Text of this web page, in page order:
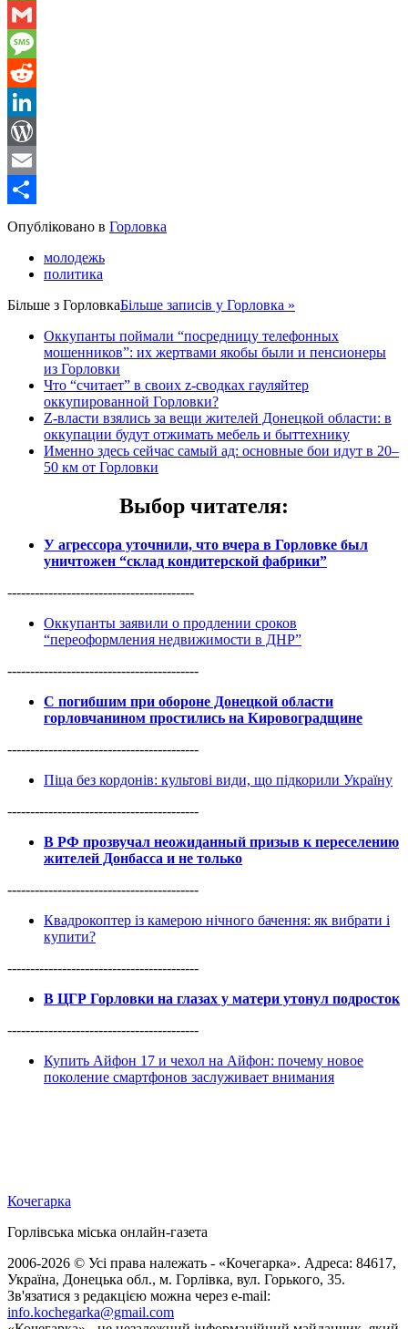
WhatsApp
Gmail
Message
Reddit
LinkedIn
WordPress
Email
Share
Опубліковано в Горловка
молодежь
политика
Більше з ГорловкаБільше записів у Горловка »
Оккупанты поймали “посредницу телефонных
мошенников”: их жертвами якобы были и пенсионеры
из Горловки
Что “считает” в своих z-сводках гауляйтер
оккупированной Горловки?
Z-власти взялись за вещи жителей Донецкой области: в
оккупации будут отжимать мебель и быттехнику
Именно здесь сейчас самый ад: основные бои идут в 20–
50 км от Горловки
Выбор читателя:
У агрессора уточнили, что вчера в Горловке был
уничтожен “склад кондитерской фабрики”
-----------------------------------------
Оккупанты заявили о продлении сроков
“переоформления недвижимости в ДНР”
------------------------------------------
С погибшим при обороне Донецкой области
горловчанином простились на Кировоградщине
------------------------------------------
Піца без кордонів: культові види, що підкорили Україну
------------------------------------------
В РФ прозвучал неожиданный призыв к переселению
жителей Донбасса и не только
------------------------------------------
Квадрокоптер із камерою нічного бачення: як вибрати і
купити?
------------------------------------------
В ЦГР Горловки на глазах у матери утонул подросток
------------------------------------------
Купить Айфон 17 и чехол на Айфон: почему новое
поколение смартфонов заслуживает внимания
Кочегарка
Горлівська міська онлайн-газета
2006-2026 © Усі права належать - «Кочегарка». Адреса: 84617,
Україна, Донецька обл., м. Горлівка, вул. Горького, 35.
Зв'язатися з редакцією можна через e-mail:
info.kochegarka@gmail.com